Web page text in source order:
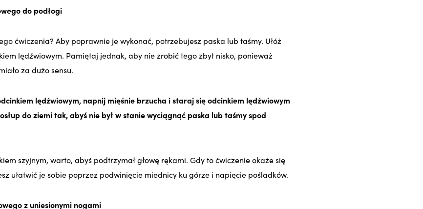
do podłogi
ćwiczenia? Aby poprawnie je wykonać, potrzebujesz paska lub taśmy. Ułóż
lędźwiowym. Pamiętaj jednak, aby nie zrobić tego zbyt nisko, ponieważ
za dużo sensu.
lędźwiowym, napnij mięśnie brzucha i staraj się odcinkiem lędźwiowym
do ziemi tak, abyś nie był w stanie wyciągnąć paska lub taśmy spod
szyjnym, warto, abyś podtrzymał głowę rękami. Gdy to ćwiczenie okaże się
ułatwić je sobie poprzez podwinięcie miednicy ku górze i napięcie pośladków.
z uniesionymi nogami